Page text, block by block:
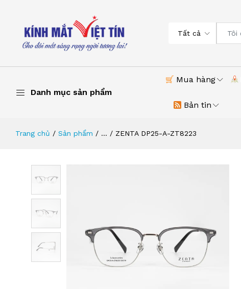
Tất cả
Danh mục sản phẩm
Mua hàng
Bản tin
Trang chủ Sản phẩm ... ZENTA DP25-A-ZT8223